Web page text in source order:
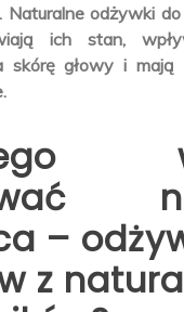
Naturalne odżywki
ich stan,
skórę głowy i mają
–
z